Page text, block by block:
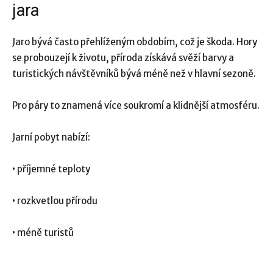
jara
Jaro bývá často přehlíženým obdobím, což je škoda. Hory
se probouzejí k životu, příroda získává svěží barvy a
turistických návštěvníků bývá méně než v hlavní sezoně.
Pro páry to znamená více soukromí a klidnější atmosféru.
Jarní pobyt nabízí:
• příjemné teploty
• rozkvetlou přírodu
• méně turistů